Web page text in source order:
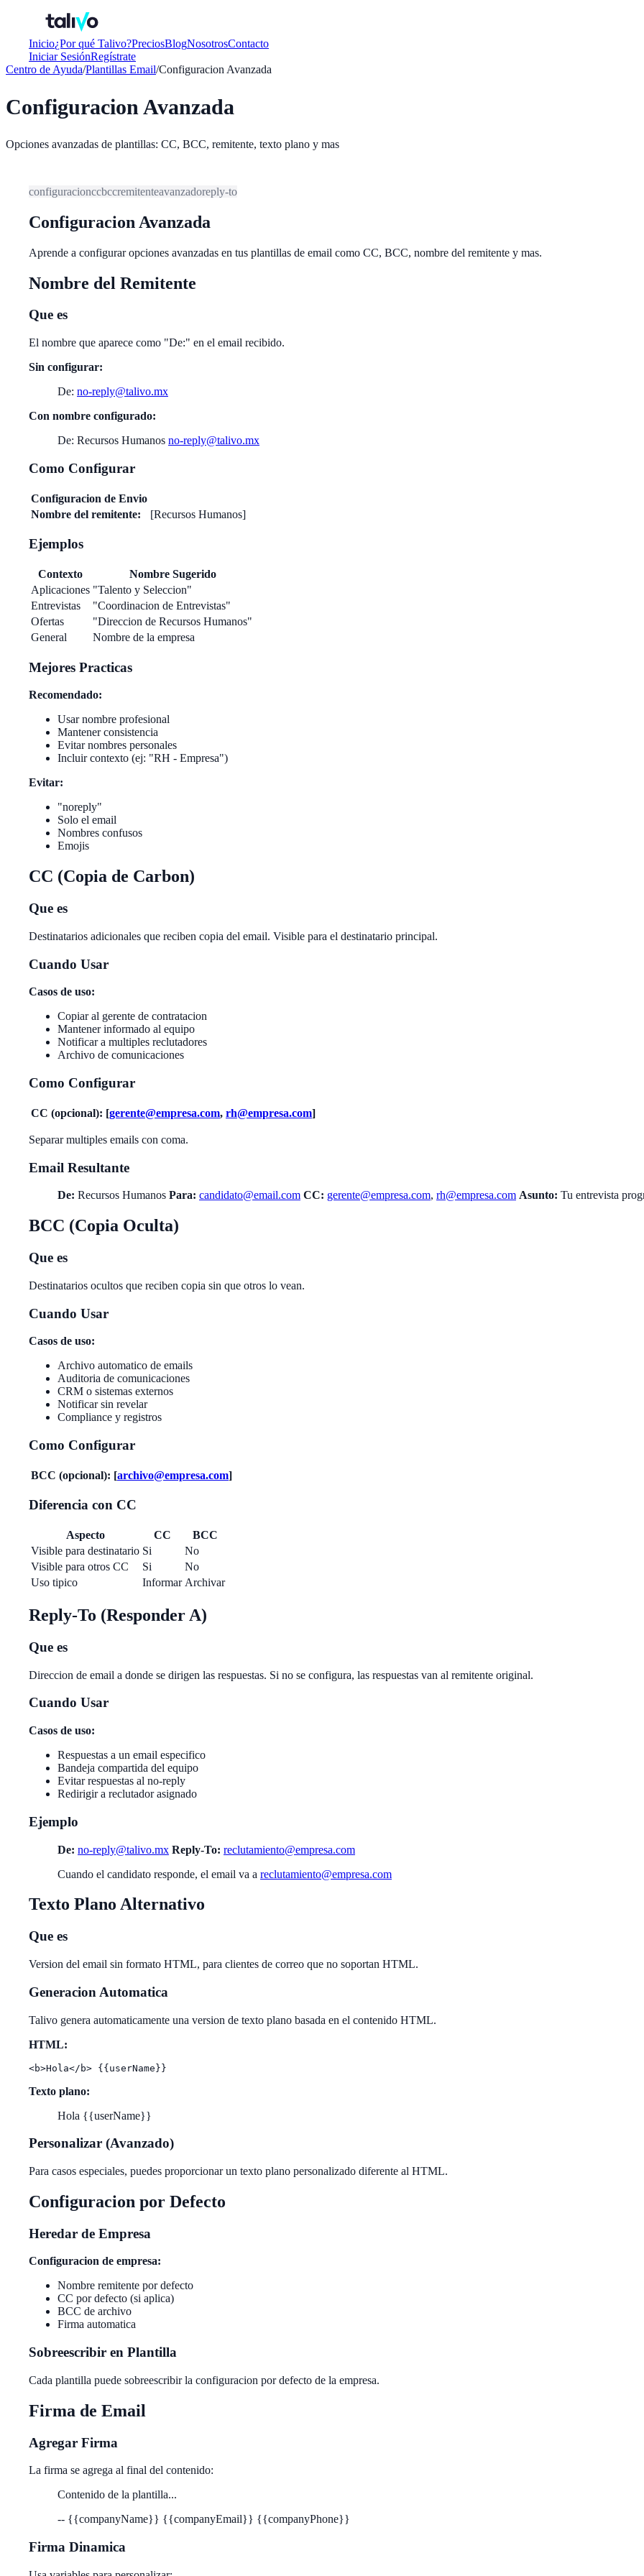
Inicio¿Por qué Talivo?PreciosBlogNosotrosContacto
Iniciar SesiónRegístrate
Centro de Ayuda/Plantillas Email/Configuracion Avanzada
Configuracion Avanzada
Opciones avanzadas de plantillas: CC, BCC, remitente, texto plano y mas
configuracionccbccremitenteavanzadoreply-to
Configuracion Avanzada
Aprende a configurar opciones avanzadas en tus plantillas de email como CC, BCC, nombre del remitente y mas.
Nombre del Remitente
Que es
El nombre que aparece como "De:" en el email recibido.
Sin configurar:
De: no-reply@talivo.mx
Con nombre configurado:
De: Recursos Humanos no-reply@talivo.mx
Como Configurar
Configuracion de Envio
Nombre del remitente:
[Recursos Humanos]
Ejemplos
Contexto
Nombre Sugerido
Aplicaciones "Talento y Seleccion"
Entrevistas
"Coordinacion de Entrevistas"
Ofertas
"Direccion de Recursos Humanos"
General
Nombre de la empresa
Mejores Practicas
Recomendado:
Usar nombre profesional
Mantener consistencia
Evitar nombres personales
Incluir contexto (ej: "RH - Empresa")
Evitar:
"noreply"
Solo el email
Nombres confusos
Emojis
CC (Copia de Carbon)
Que es
Destinatarios adicionales que reciben copia del email. Visible para el destinatario principal.
Cuando Usar
Casos de uso:
Copiar al gerente de contratacion
Mantener informado al equipo
Notificar a multiples reclutadores
Archivo de comunicaciones
Como Configurar
CC (opcional): [gerente@empresa.com, rh@empresa.com]
Separar multiples emails con coma.
Email Resultante
De: Recursos Humanos Para: candidato@email.com CC: gerente@empresa.com, rh@empresa.com Asunto: Tu entrevista
BCC (Copia Oculta)
Que es
Destinatarios ocultos que reciben copia sin que otros lo vean.
Cuando Usar
Casos de uso:
Archivo automatico de emails
Auditoria de comunicaciones
CRM o sistemas externos
Notificar sin revelar
Compliance y registros
Como Configurar
BCC (opcional): [archivo@empresa.com]
Diferencia con CC
Aspecto CC
BCC
Visible para destinatario Si
No
Visible para otros CC
Si
No
Uso tipico
Informar Archivar
Reply-To (Responder A)
Que es
Direccion de email a donde se dirigen las respuestas. Si no se configura, las respuestas van al remitente original.
Cuando Usar
Casos de uso:
Respuestas a un email especifico
Bandeja compartida del equipo
Evitar respuestas al no-reply
Redirigir a reclutador asignado
Ejemplo
De: no-reply@talivo.mx Reply-To: reclutamiento@empresa.com
Cuando el candidato responde, el email va a reclutamiento@empresa.com
Texto Plano Alternativo
Que es
Version del email sin formato HTML, para clientes de correo que no soportan HTML.
Generacion Automatica
Talivo genera automaticamente una version de texto plano basada en el contenido HTML.
HTML:
Texto plano:
Hola {{userName}}
Personalizar (Avanzado)
Para casos especiales, puedes proporcionar un texto plano personalizado diferente al HTML.
Configuracion por Defecto
Heredar de Empresa
Configuracion de empresa:
Nombre remitente por defecto
CC por defecto (si aplica)
BCC de archivo
Firma automatica
Sobreescribir en Plantilla
Cada plantilla puede sobreescribir la configuracion por defecto de la empresa.
Firma de Email
Agregar Firma
La firma se agrega al final del contenido:
Contenido de la plantilla...
-- {{companyName}} {{companyEmail}} {{companyPhone}}
Firma Dinamica